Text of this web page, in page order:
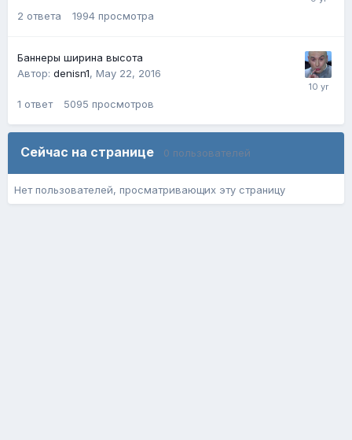
2 ответа 1994 просмотра
Баннеры ширина высота
Автор: denisn1, May 22, 2016
1 ответ 5095 просмотров
Сейчас на странице 0 пользователей
Нет пользователей, просматривающих эту страницу